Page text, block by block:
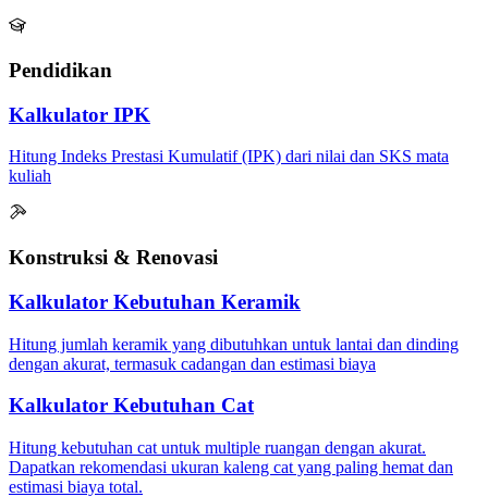
Pendidikan
Kalkulator IPK
Hitung Indeks Prestasi Kumulatif (IPK) dari nilai dan SKS mata
kuliah
Konstruksi & Renovasi
Kalkulator Kebutuhan Keramik
Hitung jumlah keramik yang dibutuhkan untuk lantai dan dinding
dengan akurat, termasuk cadangan dan estimasi biaya
Kalkulator Kebutuhan Cat
Hitung kebutuhan cat untuk multiple ruangan dengan akurat.
Dapatkan rekomendasi ukuran kaleng cat yang paling hemat dan
estimasi biaya total.